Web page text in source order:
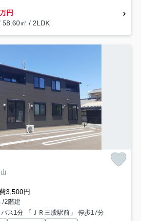
円
58.60㎡ / 2LDK
3,500円
/2階建
ス1分 「ＪＲ三股駅前」 停歩17分